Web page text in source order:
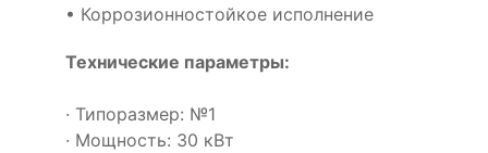
• Коррозионностойкое исполнение
Технические параметры:
· Типоразмер: №1
· Мощность: 30 кВт